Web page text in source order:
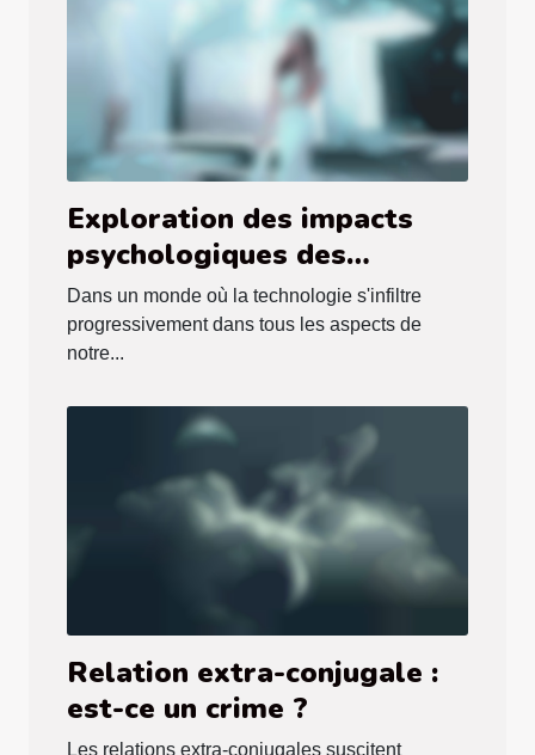
Exploration des impacts
psychologiques des
services de conversation
adulte sur les utilisateurs
Dans un monde où la technologie s'infiltre
progressivement dans tous les aspects de
notre...
Relation extra-conjugale :
est-ce un crime ?
Les relations extra-conjugales suscitent